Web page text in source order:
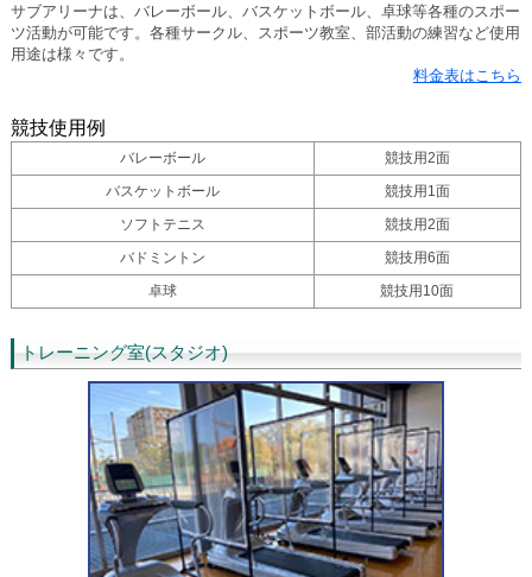
サブアリーナは、バレーボール、バスケットボール、卓球等各種のスポー
ツ活動が可能です。各種サークル、スポーツ教室、部活動の練習など使用
用途は様々です。
料金表はこちら
競技使用例
バレーボール
競技用2面
バスケットボール
競技用1面
ソフトテニス
競技用2面
バドミントン
競技用6面
卓球
競技用10面
トレーニング室(スタジオ)